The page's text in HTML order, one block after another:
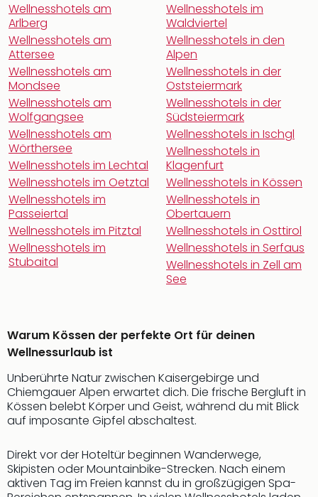
Wellnesshotels am
Arlberg
Wellnesshotels am
Attersee
Wellnesshotels am
Mondsee
Wellnesshotels am
Wolfgangsee
Wellnesshotels am
Wörthersee
Wellnesshotels im Lechtal
Wellnesshotels im Oetztal
Wellnesshotels im
Passeiertal
Wellnesshotels im Pitztal
Wellnesshotels im
Stubaital
Wellnesshotels im
Waldviertel
Wellnesshotels in den
Alpen
Wellnesshotels in der
Oststeiermark
Wellnesshotels in der
Südsteiermark
Wellnesshotels in Ischgl
Wellnesshotels in
Klagenfurt
Wellnesshotels in Kössen
Wellnesshotels in
Obertauern
Wellnesshotels in Osttirol
Wellnesshotels in Serfaus
Wellnesshotels in Zell am
See
Warum Kössen der perfekte Ort für deinen
Wellnessurlaub ist
Unberührte Natur zwischen Kaisergebirge und
Chiemgauer Alpen erwartet dich. Die frische Bergluft in
Kössen belebt Körper und Geist, während du mit Blick
auf imposante Gipfel abschaltest.
Direkt vor der Hoteltür beginnen Wanderwege,
Skipisten oder Mountainbike-Strecken. Nach einem
aktiven Tag im Freien kannst du in großzügigen Spa-